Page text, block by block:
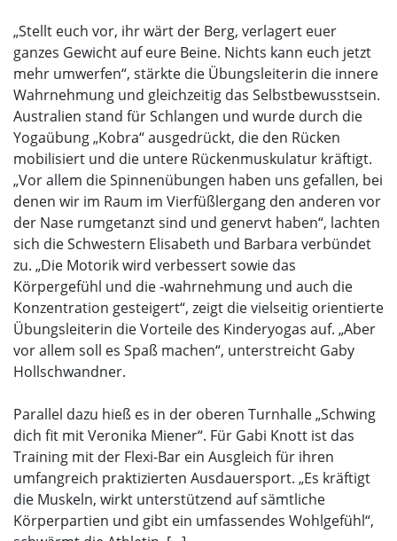
„Stellt euch vor, ihr wärt der Berg, verlagert euer
ganzes Gewicht auf eure Beine. Nichts kann euch jetzt
mehr umwerfen“, stärkte die Übungsleiterin die innere
Wahrnehmung und gleichzeitig das Selbstbewusstsein.
Australien stand für Schlangen und wurde durch die
Yogaübung „Kobra“ ausgedrückt, die den Rücken
mobilisiert und die untere Rückenmuskulatur kräftigt.
„Vor allem die Spinnenübungen haben uns gefallen, bei
denen wir im Raum im Vierfüßlergang den anderen vor
der Nase rumgetanzt sind und genervt haben“, lachten
sich die Schwestern Elisabeth und Barbara verbündet
zu. „Die Motorik wird verbessert sowie das
Körpergefühl und die -wahrnehmung und auch die
Konzentration gesteigert“, zeigt die vielseitig orientierte
Übungsleiterin die Vorteile des Kinderyogas auf. „Aber
vor allem soll es Spaß machen“, unterstreicht Gaby
Hollschwandner.
Parallel dazu hieß es in der oberen Turnhalle „Schwing
dich fit mit Veronika Miener“. Für Gabi Knott ist das
Training mit der Flexi-Bar ein Ausgleich für ihren
umfangreich praktizierten Ausdauersport. „Es kräftigt
die Muskeln, wirkt unterstützend auf sämtliche
Körperpartien und gibt ein umfassendes Wohlgefühl“,